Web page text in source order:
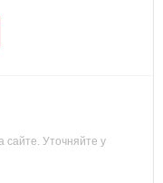
сайте. Уточняйте у